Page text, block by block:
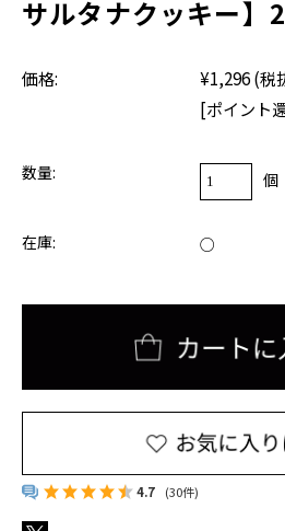
サルタナクッキー】
価格: ¥1,296(税
[ポイント
数量: 個
在庫: ○
4.7 (30件)